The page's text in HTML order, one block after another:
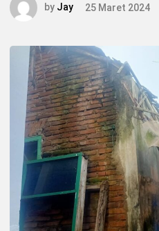
by Jay 25 Maret 2024